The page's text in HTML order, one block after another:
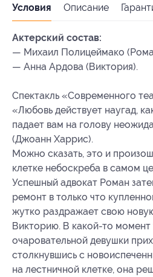
Условия Описание
Актерский состав:
— Михаил Полицеймако
— Анна Ардова (Виктория).
Спектакль «Современного
«Любовь действует наугад,
падает вам на голову
(Джоанн Харрис).
Можно сказать, это и
клетке небоскреба в самом
Успешный адвокат Роман
ремонт в только что
жутко раздражает свою
Викторию. В какой-то
очаровательной девушки
столкнувшись с
на лестничной клетке, она